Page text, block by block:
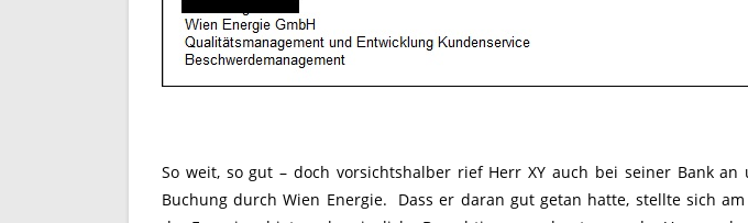
So weit, so gut – doch vorsichtshalber rief Herr XY auch bei seiner Bank
Buchung durch Wien Energie. Dass er daran gut getan hatte, stellte sich